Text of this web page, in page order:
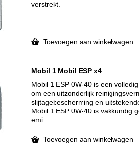
verstrekt.
Toevoegen aan winkelwagen
Mobil 1 Mobil ESP x4
Mobil 1 ESP 0W-40 is een
om een uitzonderlijk
slijtagebescherming en
Mobil 1 ESP 0W-40 is vakkundig
emi
Toevoegen aan winkelwagen